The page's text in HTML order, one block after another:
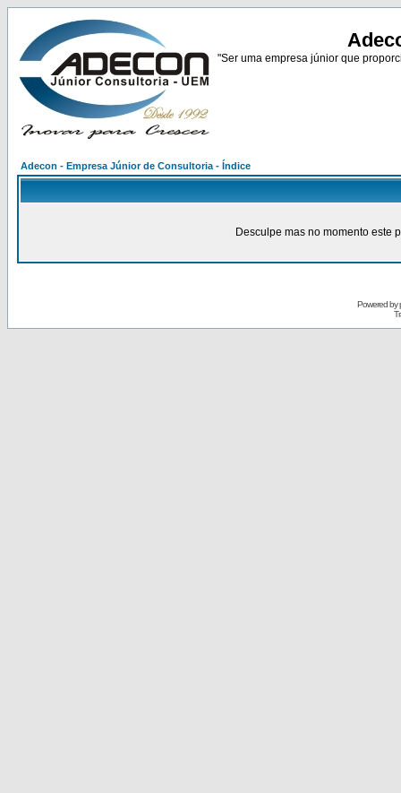
"Ser uma empresa júnior que
Adecon - Empresa Júnior de Consultoria - Índice
Desculpe mas no momento este
Powered by